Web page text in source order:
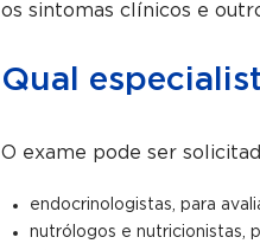
os sintomas clínicos e
Qual
O exame pode ser
endocrinologistas, para
nutrólogos e nutricionistas,